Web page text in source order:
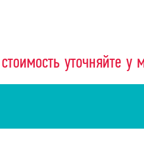
уточняйте у